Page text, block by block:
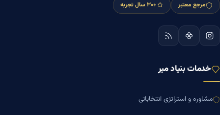
مرجع معتبر +۳۰ سال تجربه
خدمات بنیاد میر
مشاوره و استراتژی انتخاباتی